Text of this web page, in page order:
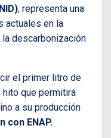
, representa una
actuales en la
descarbonización
el primer litro de
que permitirá
a su producción
con ENAP.